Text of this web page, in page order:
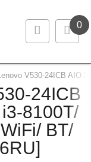
0
V530-24ICB AIO
24ICB
8100T/
BT/